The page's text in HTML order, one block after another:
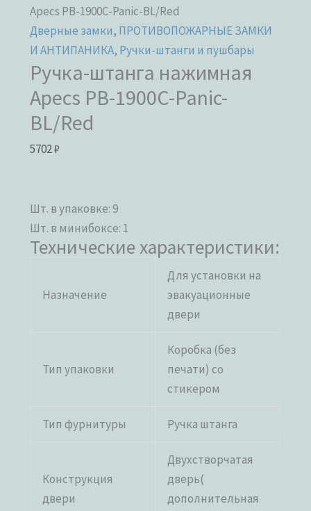
Apecs PB-1900C-Panic-BL/Red
Дверные замки, ПРОТИВОПОЖАРНЫЕ ЗАМКИ
И АНТИПАНИКА, Ручки-штанги и пушбары
Ручка-штанга нажимная
Apecs PB-1900C-Panic-
BL/Red
5702₽
Шт. в упаковке: 9
Шт. в минибоксе: 1
Технические характеристики:
Назначение
Для установки на
эвакуационные
двери
Тип упаковки
Коробка (без
печати) со
стикером
Тип фурнитуры Ручка штанга
Конструкция
двери
Двухстворчатая
дверь(
дополнительная